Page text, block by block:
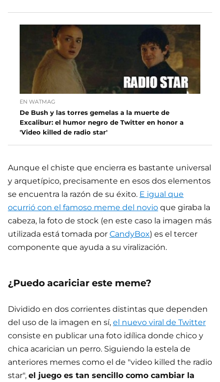
EN WATMAG
De Bush y las torres gemelas a la muerte de
Excalibur: el humor negro de Twitter en honor a
'Video killed de radio star'
Aunque el chiste que encierra es bastante universal
y arquetípico, precisamente en esos dos elementos
se encuentra la razón de su éxito. E igual que
ocurrió con el famoso meme del novio que giraba la
cabeza, la foto de stock (en este caso la imagen más
utilizada está tomada por CandyBox) es el tercer
componente que ayuda a su viralización.
¿Puedo acariciar este meme?
Dividido en dos corrientes distintas que dependen
del uso de la imagen en sí, el nuevo viral de Twitter
consiste en publicar una foto idílica donde chico y
chica acarician un perro. Siguiendo la estela de
anteriores memes como el de "video killed the radio
star", el juego es tan sencillo como cambiar la